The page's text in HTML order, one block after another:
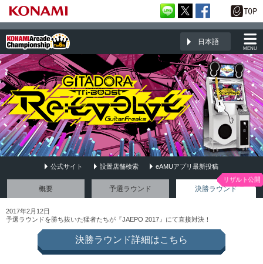
MENU
日本語
公式サイト 設置店舗検索 eAMUアプリ最新投稿
概要 予選ラウンド 決勝ラウンド
2017年2月12日
予選ラウンドを勝ち抜いた猛者たちが『JAEPO 2017』にて直接対決！
決勝ラウンド詳細はこちら